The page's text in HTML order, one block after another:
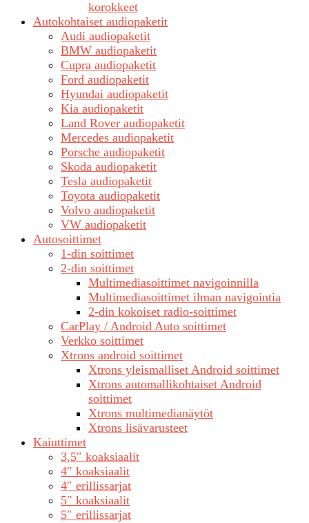
korokkeet
Autokohtaiset audiopaketit
Audi audiopaketit
BMW audiopaketit
Cupra audiopaketit
Ford audiopaketit
Hyundai audiopaketit
Kia audiopaketit
Land Rover audiopaketit
Mercedes audiopaketit
Porsche audiopaketit
Skoda audiopaketit
Tesla audiopaketit
Toyota audiopaketit
Volvo audiopaketit
VW audiopaketit
Autosoittimet
1-din soittimet
2-din soittimet
Multimediasoittimet navigoinnilla
Multimediasoittimet ilman navigointia
2-din kokoiset radio-soittimet
CarPlay / Android Auto soittimet
Verkko soittimet
Xtrons android soittimet
Xtrons yleismalliset Android soittimet
Xtrons automallikohtaiset Android
soittimet
Xtrons multimedianäytöt
Xtrons lisävarusteet
Kaiuttimet
3,5″ koaksiaalit
4″ koaksiaalit
4″ erillissarjat
5″ koaksiaalit
5″ erillissarjat